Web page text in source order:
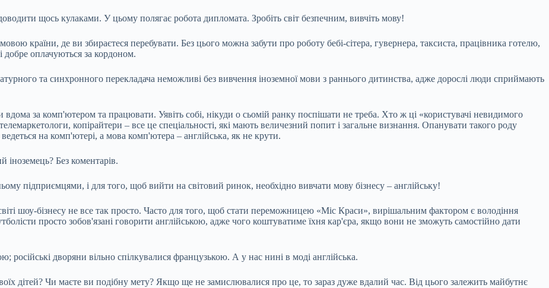
щось кулаками. У цьому полягає робота дипломата. Зробіть світ безпечним, вивчіть мову!
країни, де ви збираєтеся перебувати. Без цього можна забути про роботу бебі-сітера, гувернера, таксиста, працівника готелю,
і добре оплачуються за кордоном.
та синхронного перекладача неможливі без вивчення іноземної мови з раннього дитинства, адже дорослі люди сприймають
за комп'ютером та працювати. Уявіть собі, нікуди о сьомій ранку поспішати не треба. Хто ж ці «користувачі невидимого
копірайтери – все це спеціальності, які мають величезний попит і загальне визнання. Опанувати такого роду
на комп'ютері, а мова комп'ютера – англійська, як не крути.
іноземець? Без коментарів.
підприємцями, і для того, щоб вийти на світовий ринок, необхідно вивчати мову бізнесу – англійську!
шоу-бізнесу не все так просто. Часто для того, щоб стати переможницею «Міс Краси», вирішальним фактором є володіння
просто зобов'язані говорити англійською, адже чого коштуватиме їхня кар'єра, якщо вони не зможуть самостійно дати
російські дворяни вільно спілкувалися французькою. А у нас нині в моді англійська.
дітей? Чи маєте ви подібну мету? Якщо ще не замислювалися про це, то зараз дуже вдалий час. Від цього залежить майбутнє